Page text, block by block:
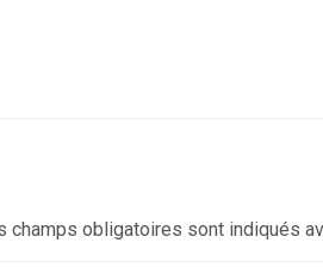
champs obligatoires sont indiqués